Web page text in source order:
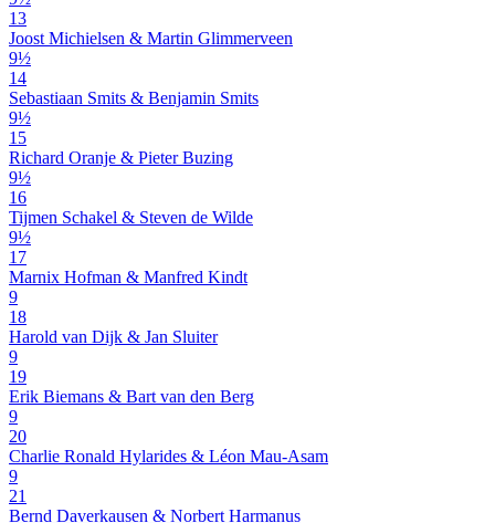
13
Joost Michielsen & Martin Glimmerveen
9½
14
Sebastiaan Smits & Benjamin Smits
9½
15
Richard Oranje & Pieter Buzing
9½
16
Tijmen Schakel & Steven de Wilde
9½
17
Marnix Hofman & Manfred Kindt
9
18
Harold van Dijk & Jan Sluiter
9
19
Erik Biemans & Bart van den Berg
9
20
Charlie Ronald Hylarides & Léon Mau-Asam
9
21
Bernd Daverkausen & Norbert Harmanus